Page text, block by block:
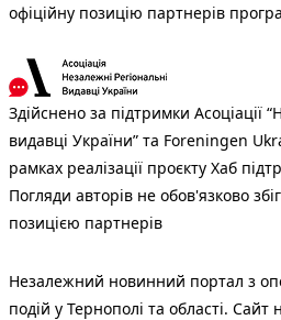
офіційну позицію партнерів
Здійснено за підтримки Асоціації
видавці України” та Foreningen
рамках реалізації проєкту Хаб
Погляди авторів не обов'язково
позицією партнерів
Незалежний новинний портал з
подій у Тернополі та області.